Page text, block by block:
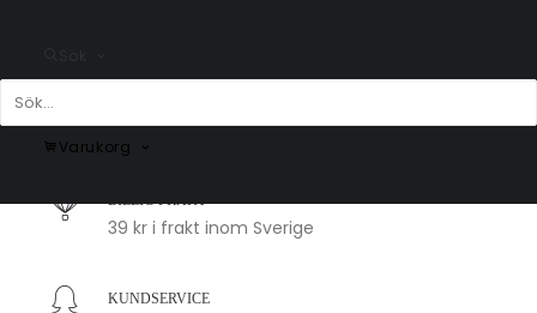
Varukorg
1-2 arbetsdagar
BILLIG FRAKT
39 kr i frakt inom Sverige
KUNDSERVICE